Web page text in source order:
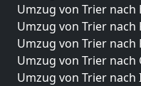
Umzug von Trier nach
Umzug von Trier nach
Umzug von Trier nach
Umzug von Trier nach
Umzug von Trier nach